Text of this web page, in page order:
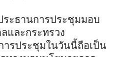
ะธานการประชุมมอบ
และกระทรวง
ารประชุมในวันนี้ถือเป็น